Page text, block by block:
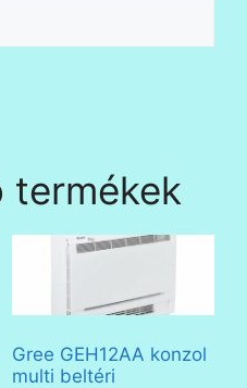
termékek
Gree GEH12AA konzol
multi beltéri